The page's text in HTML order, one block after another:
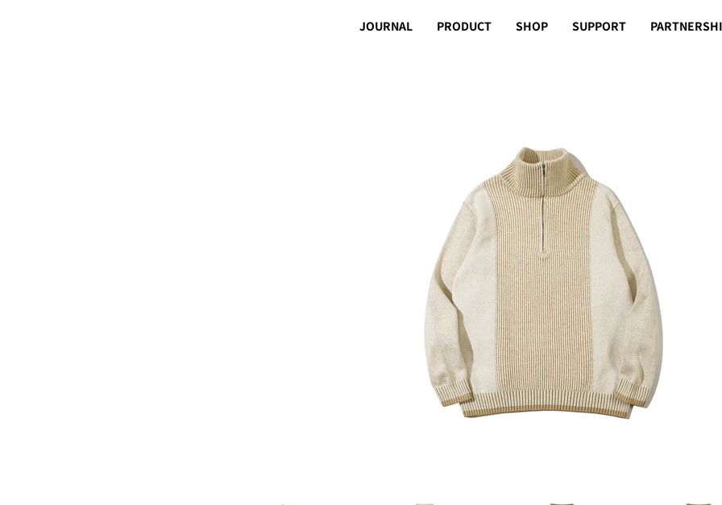
JOURNAL PRODUCT SHOP SUPPORT